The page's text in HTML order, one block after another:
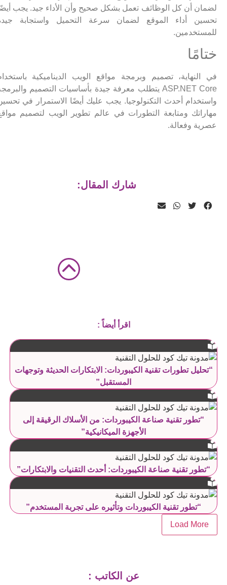
لضمان أن كل الوظائف تعمل بشكل صحيح وأن الأداء جيد. يجب أيضًا
تحسين أداء الموقع لضمان سرعة التحميل واستجابة جيدة
للمستخدمين.
ختامًا
في النهاية، تصميم وبرمجة مواقع الويب الديناميكية باستخدام
ASP.NET Core يتطلب معرفة جيدة بأساسيات التصميم والبرمجة
واستخدام أحدث التكنولوجيا. يجب عليك أيضًا الاستمرار في تحسين
مهاراتك ومتابعة التطورات في عالم تطوير الويب لتصميم مواقع
عصرية وفعالة.
شارك المقال:
اقرأ أيضاً :
“تحليل تطورات تقنية الكيبوردات: الابتكارات الحديثة وتوجهات
المستقبل”
“تطور تقنية صناعة الكيبوردات: من الأسلاك الرقيقة إلى
الأجهزة الميكانيكية”
“تطور تقنية صناعة الكيبوردات: أحدث التقنيات والابتكارات”
“تطور تقنية الكيبوردات وتأثيره على تجربة المستخدم”
Load More
عن الكاتب :